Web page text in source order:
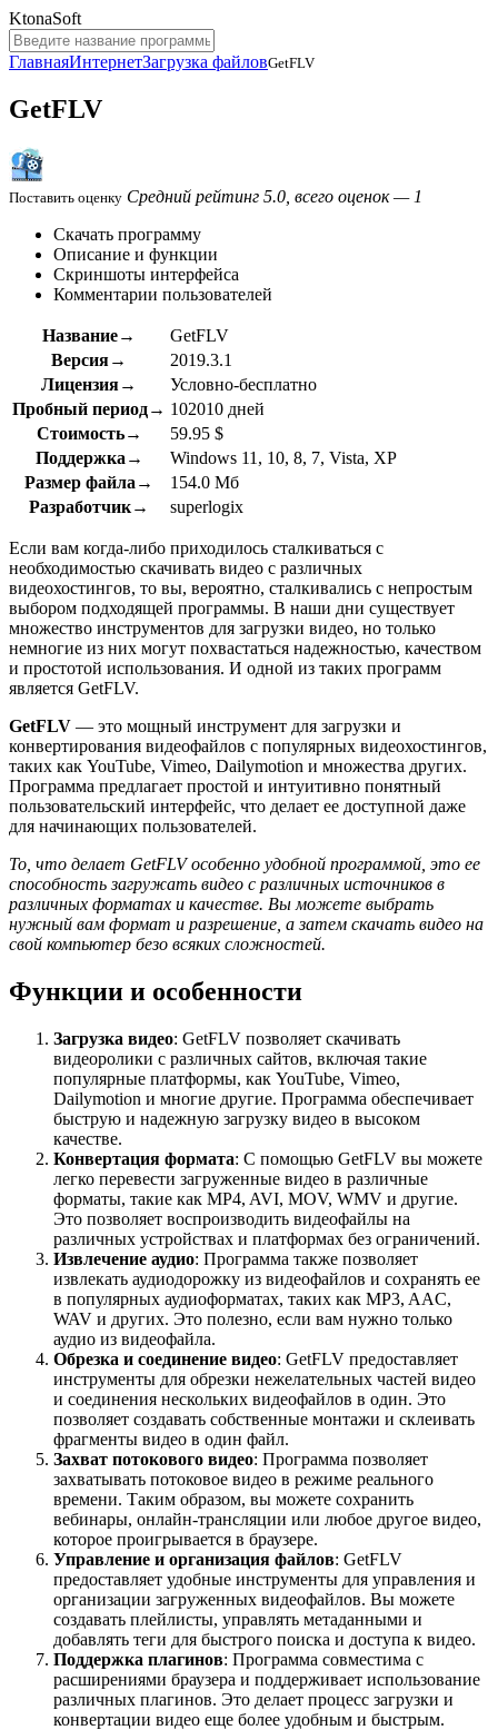
KtonaSoft
ГлавнаяИнтернетЗагрузка файловGetFLV
GetFLV
Поставить оценку Средний рейтинг 5.0, всего оценок — 1
Скачать программу
Описание и функции
Скриншоты интерфейса
Комментарии пользователей
Название→
GetFLV
Версия→
2019.3.1
Лицензия→
Условно-бесплатно
Пробный период→ 102010 дней
Стоимость→
59.95 $
Поддержка→
Windows 11, 10, 8, 7, Vista, XP
Размер файла→
154.0 Мб
Разработчик→
superlogix
Если вам когда-либо приходилось сталкиваться с
необходимостью скачивать видео с различных
видеохостингов, то вы, вероятно, сталкивались с непростым
выбором подходящей программы. В наши дни существует
множество инструментов для загрузки видео, но только
немногие из них могут похвастаться надежностью, качеством
и простотой использования. И одной из таких программ
является GetFLV.
GetFLV — это мощный инструмент для загрузки и
конвертирования видеофайлов с популярных видеохостингов,
таких как YouTube, Vimeo, Dailymotion и множества других.
Программа предлагает простой и интуитивно понятный
пользовательский интерфейс, что делает ее доступной даже
для начинающих пользователей.
То, что делает GetFLV особенно удобной программой, это ее
способность загружать видео с различных источников в
различных форматах и качестве. Вы можете выбрать
нужный вам формат и разрешение, а затем скачать видео на
свой компьютер безо всяких сложностей.
Функции и особенности
Загрузка видео: GetFLV позволяет скачивать
видеоролики с различных сайтов, включая такие
популярные платформы, как YouTube, Vimeo,
Dailymotion и многие другие. Программа обеспечивает
быструю и надежную загрузку видео в высоком
качестве.
Конвертация формата: С помощью GetFLV вы можете
легко перевести загруженные видео в различные
форматы, такие как MP4, AVI, MOV, WMV и другие.
Это позволяет воспроизводить видеофайлы на
различных устройствах и платформах без ограничений.
Извлечение аудио: Программа также позволяет
извлекать аудиодорожку из видеофайлов и сохранять ее
в популярных аудиоформатах, таких как MP3, AAC,
WAV и других. Это полезно, если вам нужно только
аудио из видеофайла.
Обрезка и соединение видео: GetFLV предоставляет
инструменты для обрезки нежелательных частей видео
и соединения нескольких видеофайлов в один. Это
позволяет создавать собственные монтажи и склеивать
фрагменты видео в один файл.
Захват потокового видео: Программа позволяет
захватывать потоковое видео в режиме реального
времени. Таким образом, вы можете сохранить
вебинары, онлайн-трансляции или любое другое видео,
которое проигрывается в браузере.
Управление и организация файлов: GetFLV
предоставляет удобные инструменты для управления и
организации загруженных видеофайлов. Вы можете
создавать плейлисты, управлять метаданными и
добавлять теги для быстрого поиска и доступа к видео.
Поддержка плагинов: Программа совместима с
расширениями браузера и поддерживает использование
различных плагинов. Это делает процесс загрузки и
конвертации видео еще более удобным и быстрым.